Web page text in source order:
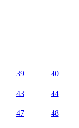
39 40
43 44
47 48